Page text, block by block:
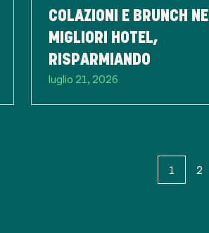
COLAZIONI E BRUNCH NEI
MIGLIORI HOTEL,
RISPARMIANDO
luglio 21, 2026
1 2